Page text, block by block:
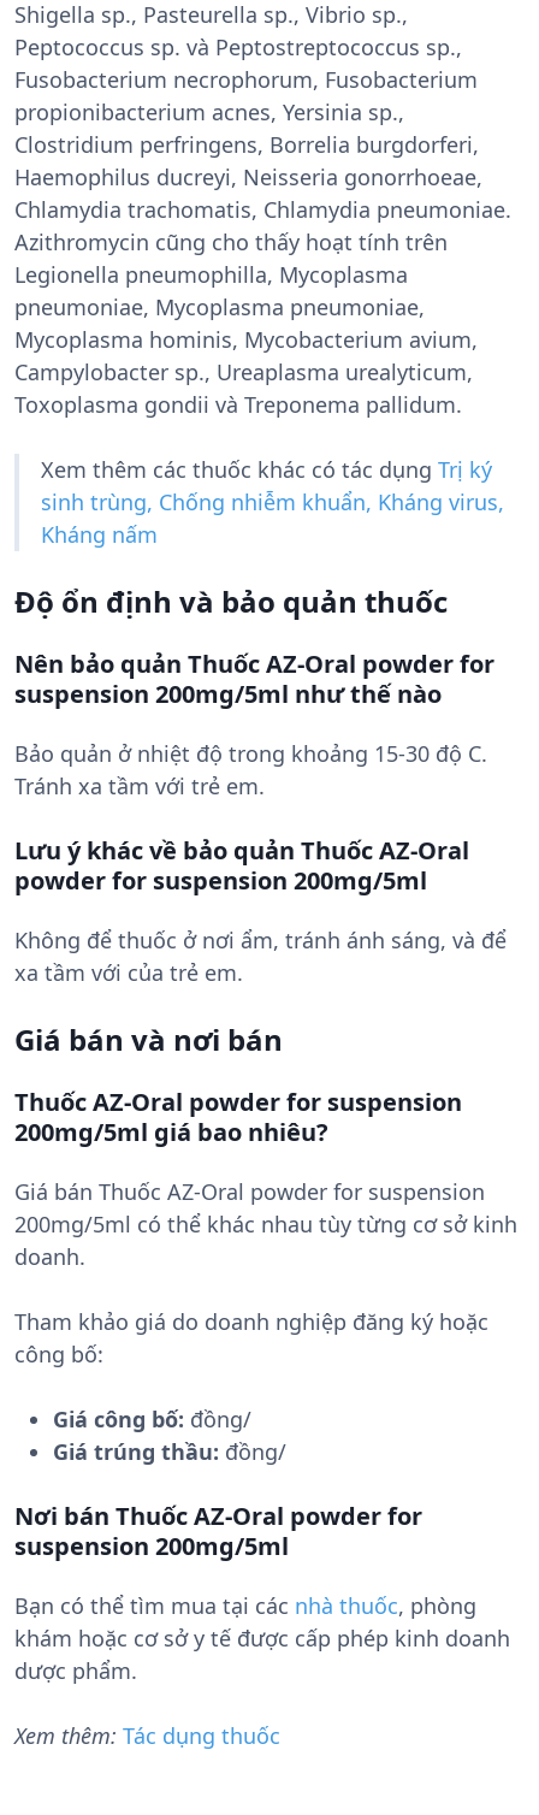
Shigella sp., Pasteurella sp., Vibrio sp.,
Peptococcus sp. và Peptostreptococcus sp.,
Fusobacterium necrophorum, Fusobacterium
propionibacterium acnes, Yersinia sp.,
Clostridium perfringens, Borrelia burgdorferi,
Haemophilus ducreyi, Neisseria gonorrhoeae,
Chlamydia trachomatis, Chlamydia pneumoniae.
Azithromycin cũng cho thấy hoạt tính trên
Legionella pneumophilla, Mycoplasma
pneumoniae, Mycoplasma pneumoniae,
Mycoplasma hominis, Mycobacterium avium,
Campylobacter sp., Ureaplasma urealyticum,
Toxoplasma gondii và Treponema pallidum.
Xem thêm các thuốc khác có tác dụng Trị ký
sinh trùng, Chống nhiễm khuẩn, Kháng virus,
Kháng nấm
Độ ổn định và bảo quản thuốc
Nên bảo quản Thuốc AZ-Oral powder for
suspension 200mg/5ml như thế nào
Bảo quản ở nhiệt độ trong khoảng 15-30 độ C.
Tránh xa tầm với trẻ em.
Lưu ý khác về bảo quản Thuốc AZ-Oral
powder for suspension 200mg/5ml
Không để thuốc ở nơi ẩm, tránh ánh sáng, và để
xa tầm với của trẻ em.
Giá bán và nơi bán
Thuốc AZ-Oral powder for suspension
200mg/5ml giá bao nhiêu?
Giá bán Thuốc AZ-Oral powder for suspension
200mg/5ml có thể khác nhau tùy từng cơ sở kinh
doanh.
Tham khảo giá do doanh nghiệp đăng ký hoặc
công bố:
Giá công bố: đồng/
Giá trúng thầu: đồng/
Nơi bán Thuốc AZ-Oral powder for
suspension 200mg/5ml
Bạn có thể tìm mua tại các nhà thuốc, phòng
khám hoặc cơ sở y tế được cấp phép kinh doanh
dược phẩm.
Xem thêm: Tác dụng thuốc